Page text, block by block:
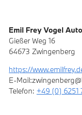
Emil Frey Vogel
Gießer Weg 16
64673 Zwingenberg
https://
E-
Telefon: +49 (0) 6251